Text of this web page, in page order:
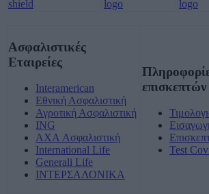
Ασφαλιστικές
Εταιρείες
Interamerican
Εθνική Ασφαλιστική
Αγροτική Ασφαλιστική
ING
AXA Ασφαλιστική
International Life
Generali Life
ΙΝΤΕΡΣΑΛΟΝΙΚΑ
επισκεπτών
Test